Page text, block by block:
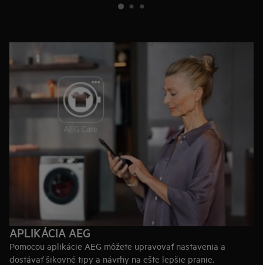
APLIKÁCIA AEG
Pomocou aplikácie AEG môžete upravovať nastavenia a
dostávať šikovné tipy a návrhy na ešte lepšie pranie.